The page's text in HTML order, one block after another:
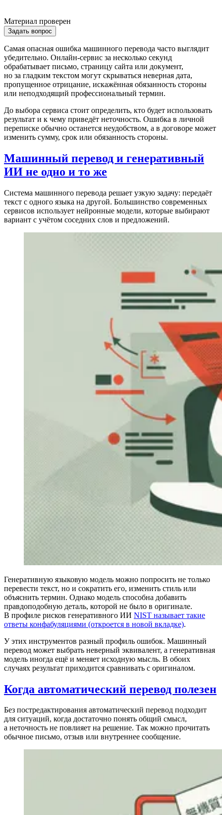
Материал проверен
Задать вопрос
Самая опасная ошибка машинного перевода часто выглядит
убедительно. Онлайн-сервис за несколько секунд
обрабатывает письмо, страницу сайта или документ,
но за гладким текстом могут скрываться неверная дата,
пропущенное отрицание, искажённая обязанность стороны
или неподходящий профессиональный термин.
До выбора сервиса стоит определить, кто будет использовать
результат и к чему приведёт неточность. Ошибка в личной
переписке обычно останется неудобством, а в договоре может
изменить сумму, срок или обязанность стороны.
Машинный перевод и генеративный
ИИ не одно и то же
Система машинного перевода решает узкую задачу: передаёт
текст с одного языка на другой. Большинство современных
сервисов использует нейронные модели, которые выбирают
вариант с учётом соседних слов и предложений.
Генеративную языковую модель можно попросить не только
перевести текст, но и сократить его, изменить стиль или
объяснить термин. Однако модель способна добавить
правдоподобную деталь, которой не было в оригинале.
В профиле рисков генеративного ИИ NIST называет такие
ответы конфабуляциями (откроется в новой вкладке).
У этих инструментов разный профиль ошибок. Машинный
перевод может выбрать неверный эквивалент, а генеративная
модель иногда ещё и меняет исходную мысль. В обоих
случаях результат приходится сравнивать с оригиналом.
Когда автоматический перевод полезен
Без постредактирования автоматический перевод подходит
для ситуаций, когда достаточно понять общий смысл,
а неточность не повлияет на решение. Так можно прочитать
обычное письмо, отзыв или внутреннее сообщение.